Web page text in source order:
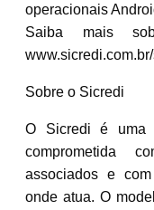
operacionais
Saiba mais
Sobre o Sicredi
O Sicredi é uma
comprometida
associados e
onde atua. O